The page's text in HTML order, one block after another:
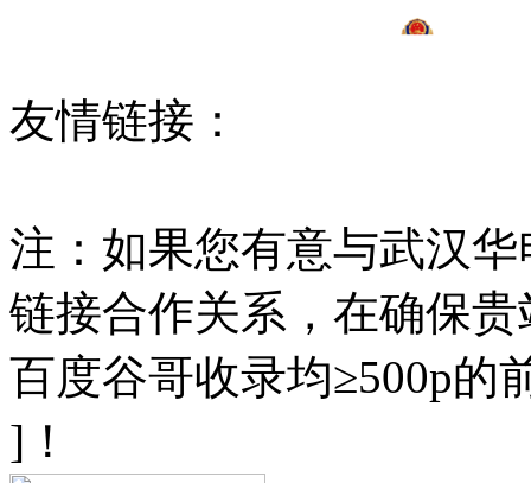
友情链接：
注：如果您有意与武汉
链接合作关系，在确保
百度谷哥收录均≥500p
]！